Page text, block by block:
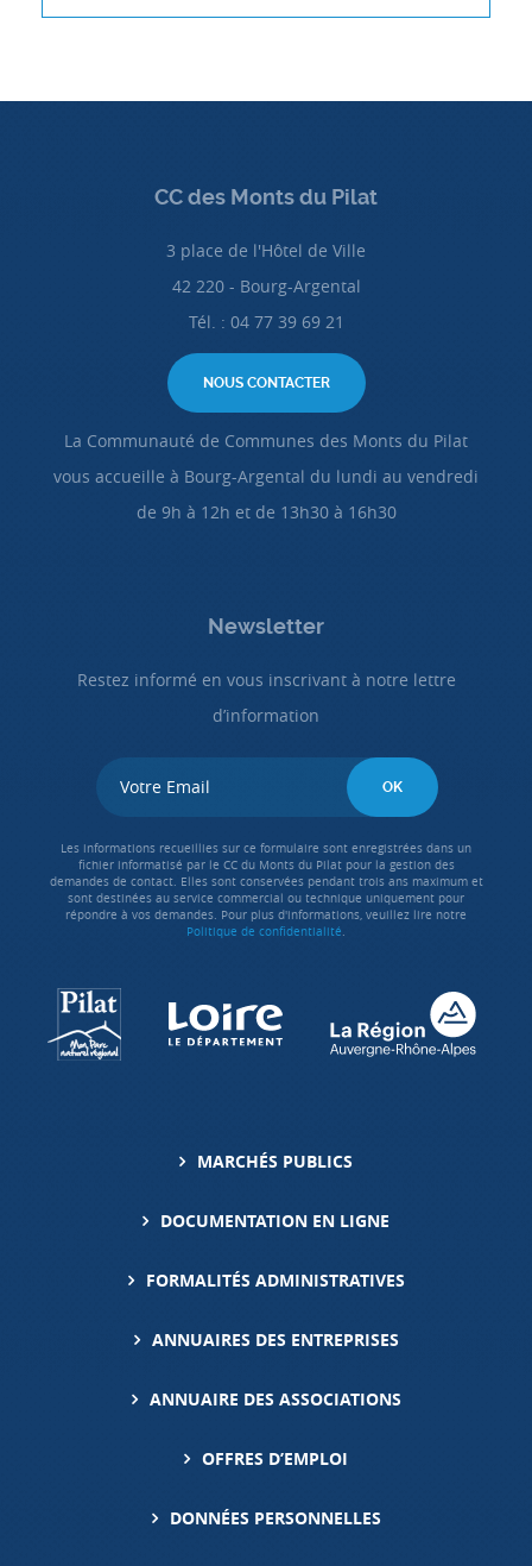
CC des Monts du Pilat
3 place de l'Hôtel de Ville
42 220 - Bourg-Argental
Tél. : 04 77 39 69 21
NOUS CONTACTER
La Communauté de Communes des Monts du Pilat
vous accueille à Bourg-Argental du lundi au vendredi
de 9h à 12h et de 13h30 à 16h30
Newsletter
Restez informé en vous inscrivant à notre lettre
d’information
Les informations recueillies sur ce formulaire sont enregistrées dans un
fichier informatisé par le CC du Monts du Pilat pour la gestion des
demandes de contact. Elles sont conservées pendant trois ans maximum et
sont destinées au service commercial ou technique uniquement pour
répondre à vos demandes. Pour plus d'informations, veuillez lire notre
Politique de confidentialité.
MARCHÉS PUBLICS
DOCUMENTATION EN LIGNE
FORMALITÉS ADMINISTRATIVES
ANNUAIRES DES ENTREPRISES
ANNUAIRE DES ASSOCIATIONS
OFFRES D’EMPLOI
DONNÉES PERSONNELLES